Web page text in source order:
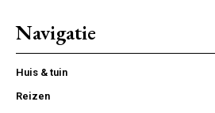
Navigatie
Huis & tuin
Reizen